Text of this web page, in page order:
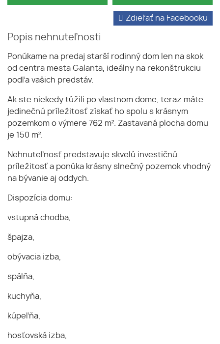
Popis nehnuteľnosti
Zdieľať na Facebooku
Ponúkame na predaj starší rodinný dom len na skok
od centra mesta Galanta, ideálny na rekonštrukciu
podľa vašich predstáv.
Ak ste niekedy túžili po vlastnom dome, teraz máte
jedinečnú príležitosť získať ho spolu s krásnym
pozemkom o výmere 762 m². Zastavaná plocha domu
je 150 m².
Nehnuteľnosť predstavuje skvelú investičnú
príležitosť a ponúka krásny slnečný pozemok vhodný
na bývanie aj oddych.
Dispozícia domu:
vstupná chodba,
špajza,
obývacia izba,
spálňa,
kuchyňa,
kúpeľňa,
hosťovská izba,